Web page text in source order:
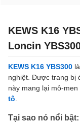
KEWS K16
Loncin
KEWS K16 YBS300
nghiệt. Được trang bị
này mang lại mô-
tô.
Tại sao nó nổi bật: